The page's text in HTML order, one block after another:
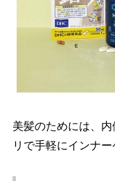
美髪のためには、
リで手軽にインナー